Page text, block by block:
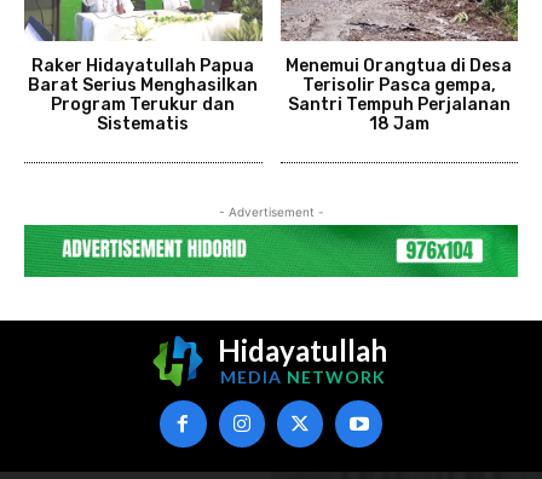
Raker Hidayatullah Papua
Barat Serius Menghasilkan
Program Terukur dan
Sistematis
Menemui Orangtua di Desa
Terisolir Pasca gempa,
Santri Tempuh Perjalanan
18 Jam
- Advertisement -
Hidayatullah
MEDIA NETWORK